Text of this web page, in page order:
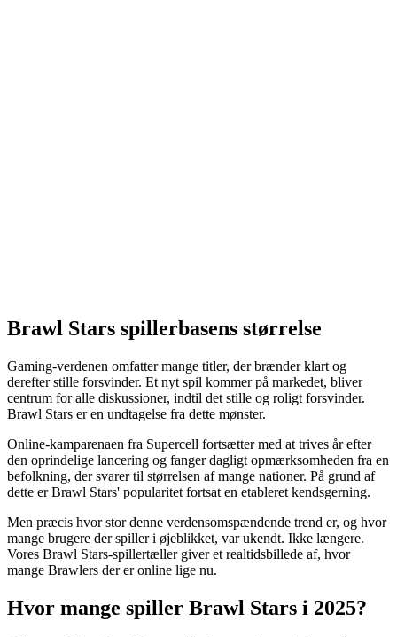
Brawl Stars spillerbasens størrelse
Gaming-verdenen omfatter mange titler, der brænder klart og
derefter stille forsvinder. Et nyt spil kommer på markedet, bliver
centrum for alle diskussioner, indtil det stille og roligt forsvinder.
Brawl Stars er en undtagelse fra dette mønster.
Online-kamparenaen fra Supercell fortsætter med at trives år efter
den oprindelige lancering og fanger dagligt opmærksomheden fra en
befolkning, der svarer til størrelsen af mange nationer. På grund af
dette er Brawl Stars' popularitet fortsat en etableret kendsgerning.
Men præcis hvor stor denne verdensomspændende trend er, og hvor
mange brugere der spiller i øjeblikket, var ukendt. Ikke længere.
Vores Brawl Stars-spillertæller giver et realtidsbillede af, hvor
mange Brawlers der er online lige nu.
Hvor mange spiller Brawl Stars i 2025?